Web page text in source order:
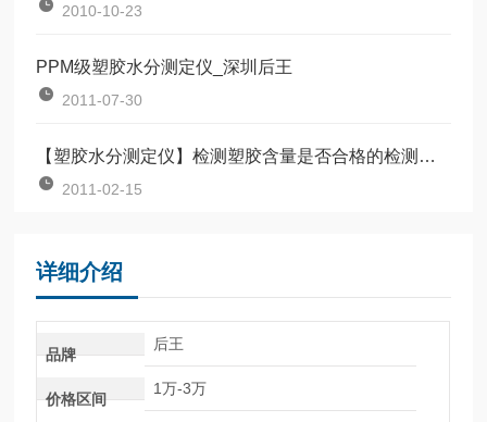
2010-10-23
PPM级塑胶水分测定仪_深圳后王
2011-07-30
【塑胶水分测定仪】检测塑胶含量是否合格的检测仪【国标法】
2011-02-15
详细介绍
品牌
后王
价格区间
1万-3万